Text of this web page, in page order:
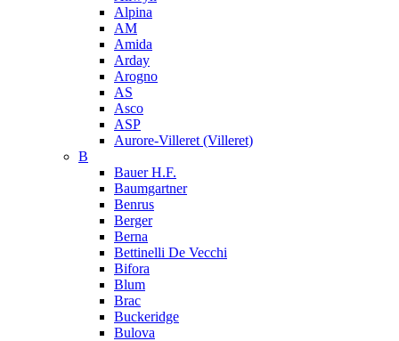
Alpina
AM
Amida
Arday
Arogno
AS
Asco
ASP
Aurore-Villeret (Villeret)
B
Bauer H.F.
Baumgartner
Benrus
Berger
Berna
Bettinelli De Vecchi
Bifora
Blum
Brac
Buckeridge
Bulova